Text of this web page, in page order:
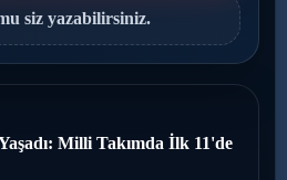
siz yazabilirsiniz.
Milli Takımda İlk 11'de